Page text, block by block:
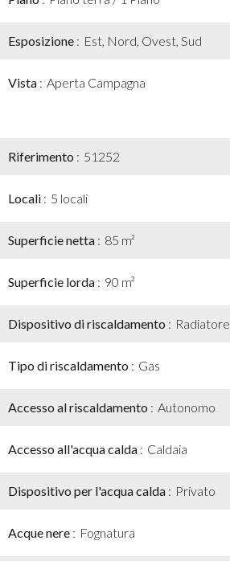
Esposizione Est, Nord, Ovest, Sud
Vista Aperta Campagna
Riferimento 51252
Locali 5 locali
Superficie netta 85 m²
Superficie lorda 90 m²
Dispositivo di riscaldamento Radiatore
Tipo di riscaldamento Gas
Accesso al riscaldamento Autonomo
Accesso all'acqua calda Caldaia
Dispositivo per l'acqua calda Privato
Acque nere Fognatura